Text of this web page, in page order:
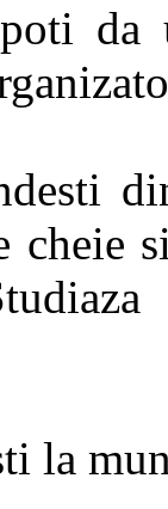
da
la